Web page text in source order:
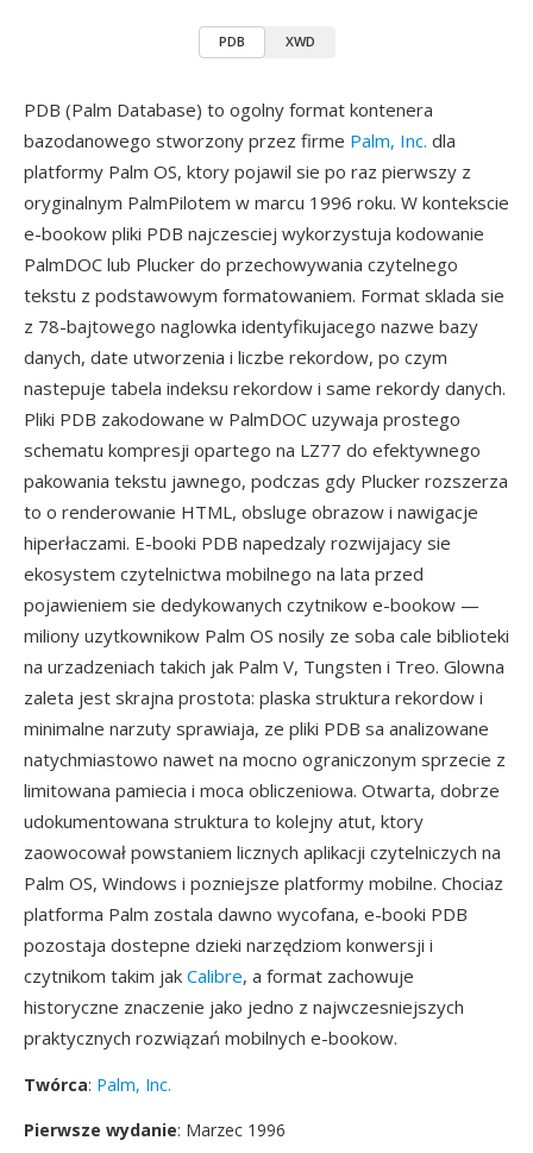
PDB XWD
PDB (Palm Database) to ogolny format kontenera
bazodanowego stworzony przez firme Palm, Inc. dla
platformy Palm OS, ktory pojawil sie po raz pierwszy z
oryginalnym PalmPilotem w marcu 1996 roku. W kontekscie
e-bookow pliki PDB najczesciej wykorzystuja kodowanie
PalmDOC lub Plucker do przechowywania czytelnego
tekstu z podstawowym formatowaniem. Format sklada sie
z 78-bajtowego naglowka identyfikujacego nazwe bazy
danych, date utworzenia i liczbe rekordow, po czym
nastepuje tabela indeksu rekordow i same rekordy danych.
Pliki PDB zakodowane w PalmDOC uzywaja prostego
schematu kompresji opartego na LZ77 do efektywnego
pakowania tekstu jawnego, podczas gdy Plucker rozszerza
to o renderowanie HTML, obsluge obrazow i nawigacje
hiperłaczami. E-booki PDB napedzaly rozwijajacy sie
ekosystem czytelnictwa mobilnego na lata przed
pojawieniem sie dedykowanych czytnikow e-bookow —
miliony uzytkownikow Palm OS nosily ze soba cale biblioteki
na urzadzeniach takich jak Palm V, Tungsten i Treo. Glowna
zaleta jest skrajna prostota: plaska struktura rekordow i
minimalne narzuty sprawiaja, ze pliki PDB sa analizowane
natychmiastowo nawet na mocno ograniczonym sprzecie z
limitowana pamiecia i moca obliczeniowa. Otwarta, dobrze
udokumentowana struktura to kolejny atut, ktory
zaowocował powstaniem licznych aplikacji czytelniczych na
Palm OS, Windows i pozniejsze platformy mobilne. Chociaz
platforma Palm zostala dawno wycofana, e-booki PDB
pozostaja dostepne dzieki narzędziom konwersji i
czytnikom takim jak Calibre, a format zachowuje
historyczne znaczenie jako jedno z najwczesniejszych
praktycznych rozwiązań mobilnych e-bookow.
Twórca: Palm, Inc.
Pierwsze wydanie: Marzec 1996